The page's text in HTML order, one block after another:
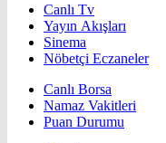
Canlı Tv
Yayın Akışları
Sinema
Nöbetçi Eczaneler
Canlı Borsa
Namaz Vakitleri
Puan Durumu